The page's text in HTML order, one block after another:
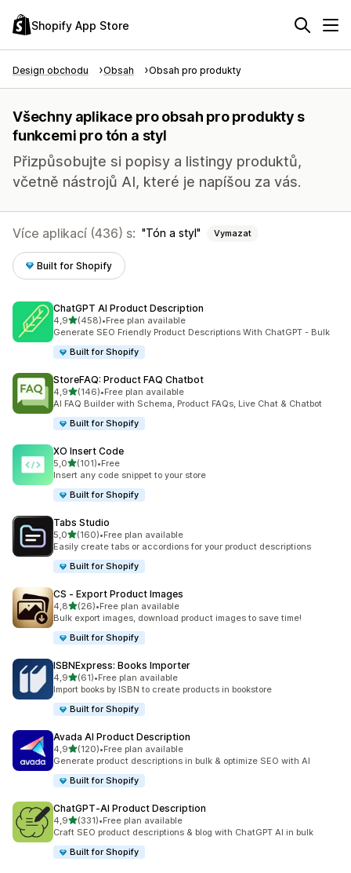
Shopify App Store
Design obchodu Obsah Obsah pro produkty
Všechny aplikace pro obsah pro produkty s
funkcemi pro tón a styl
Přizpůsobujte si popisy a listingy produktů,
včetně nástrojů AI, které je napíšou za vás.
Více aplikací (436) s: Tón a styl Vymazat
Built for Shopify
ChatGPT AI Product Description
4,9z 5 hvězd
(458)
Celkový počet recenzí: 458
•Free plan available
Generate SEO Friendly Product Descriptions With ChatGPT - Bulk
Built for Shopify
StoreFAQ: Product FAQ Chatbot
4,9z 5 hvězd
(146)
Celkový počet recenzí: 146
•Free plan available
AI FAQ Builder with Schema, Product FAQs, Live Chat & Chatbot
Built for Shopify
XO Insert Code
5,0z 5 hvězd
(101)
Celkový počet recenzí: 101
•Free
Insert any code snippet to your store
Built for Shopify
Tabs Studio
5,0z 5 hvězd
(160)
Celkový počet recenzí: 160
•Free plan available
Easily create tabs or accordions for your product descriptions
Built for Shopify
CS ‑ Export Product Images
4,8z 5 hvězd
(26)
Celkový počet recenzí: 26
•Free plan available
Bulk export images, download product images to save time!
Built for Shopify
ISBNExpress: Books Importer
4,9z 5 hvězd
(61)
Celkový počet recenzí: 61
•Free plan available
Import books by ISBN to create products in bookstore
Built for Shopify
Avada AI Product Description
4,9z 5 hvězd
(120)
Celkový počet recenzí: 120
•Free plan available
Generate product descriptions in bulk & optimize SEO with AI
Built for Shopify
ChatGPT‑AI Product Description
4,9z 5 hvězd
(331)
Celkový počet recenzí: 331
•Free plan available
Craft SEO product descriptions & blog with ChatGPT AI in bulk
Built for Shopify